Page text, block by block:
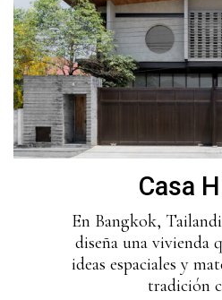
Casa
En Bangkok,
diseña una vivienda
ideas espaciales y
tradición